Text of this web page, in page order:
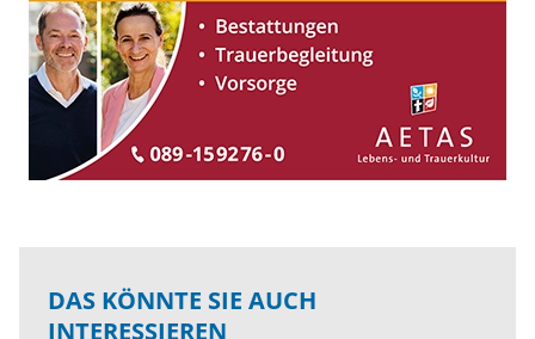
DAS KÖNNTE SIE AUCH
INTERESSIEREN